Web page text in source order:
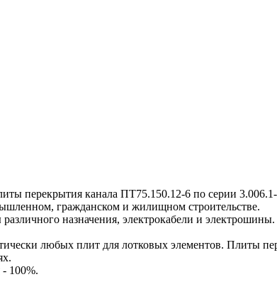
перекрытия канала ПТ75.150.12-6 по серии 3.006.1-
гражданском и жилищном строительстве.
назначения, электрокабели и
любых плит для лотковых элементов. Плиты
100%.